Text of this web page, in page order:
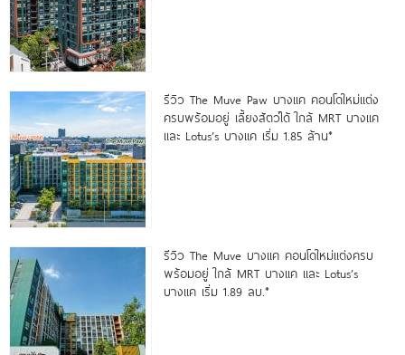
รีวิว The Muve Paw บางแค คอนโดใหม่แต่ง
ครบพร้อมอยู่ เลี้ยงสัตว์ได้ ใกล้ MRT บางแค
และ Lotus’s บางแค เริ่ม 1.85 ล้าน*
รีวิว The Muve บางแค คอนโดใหม่แต่งครบ
พร้อมอยู่ ใกล้ MRT บางแค และ Lotus’s
บางแค เริ่ม 1.89 ลบ.*